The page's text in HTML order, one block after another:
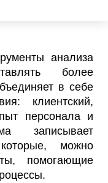
анализа
более
в себе
клиентский,
персонала и
записывает
можно
помогающие